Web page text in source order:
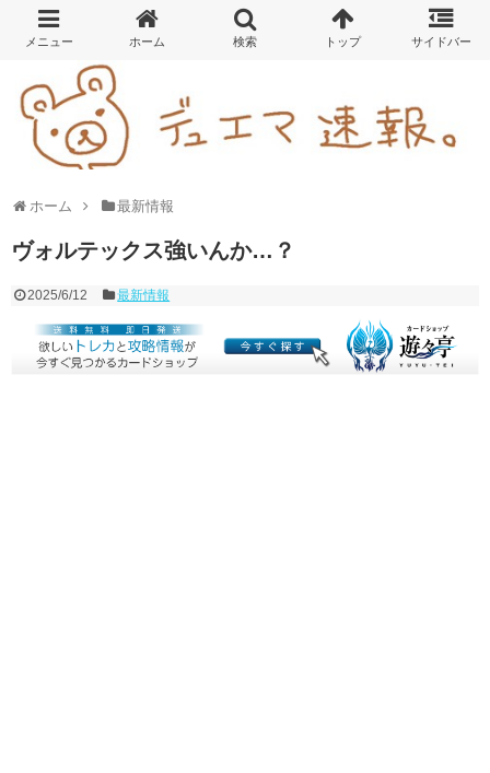
ホーム 最新情報
ヴォルテックス強いんか…？
2025/6/12 最新情報